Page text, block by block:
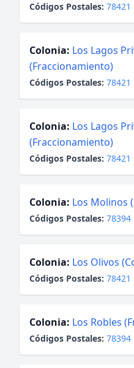
Códigos Postales: 78421
Colonia: Los Lagos
(Fraccionamiento)
Códigos Postales: 78421
Colonia: Los Lagos
(Fraccionamiento)
Códigos Postales: 78421
Colonia: Los Molinos
Códigos Postales: 78394
Colonia: Los Olivos
Códigos Postales: 78421
Colonia: Los Robles
Códigos Postales: 78394